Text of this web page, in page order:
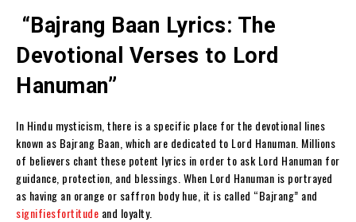
“Bajrang Baan Lyrics: The
Devotional Verses to Lord
Hanuman”
In Hindu mysticism, there is a specific place for the devotional lines
known as Bajrang Baan, which are dedicated to Lord Hanuman. Millions
of believers chant these potent lyrics in order to ask Lord Hanuman for
guidance, protection, and blessings. When Lord Hanuman is portrayed
as having an orange or saffron body hue, it is called “Bajrang” and
signifiesfortitude and loyalty.